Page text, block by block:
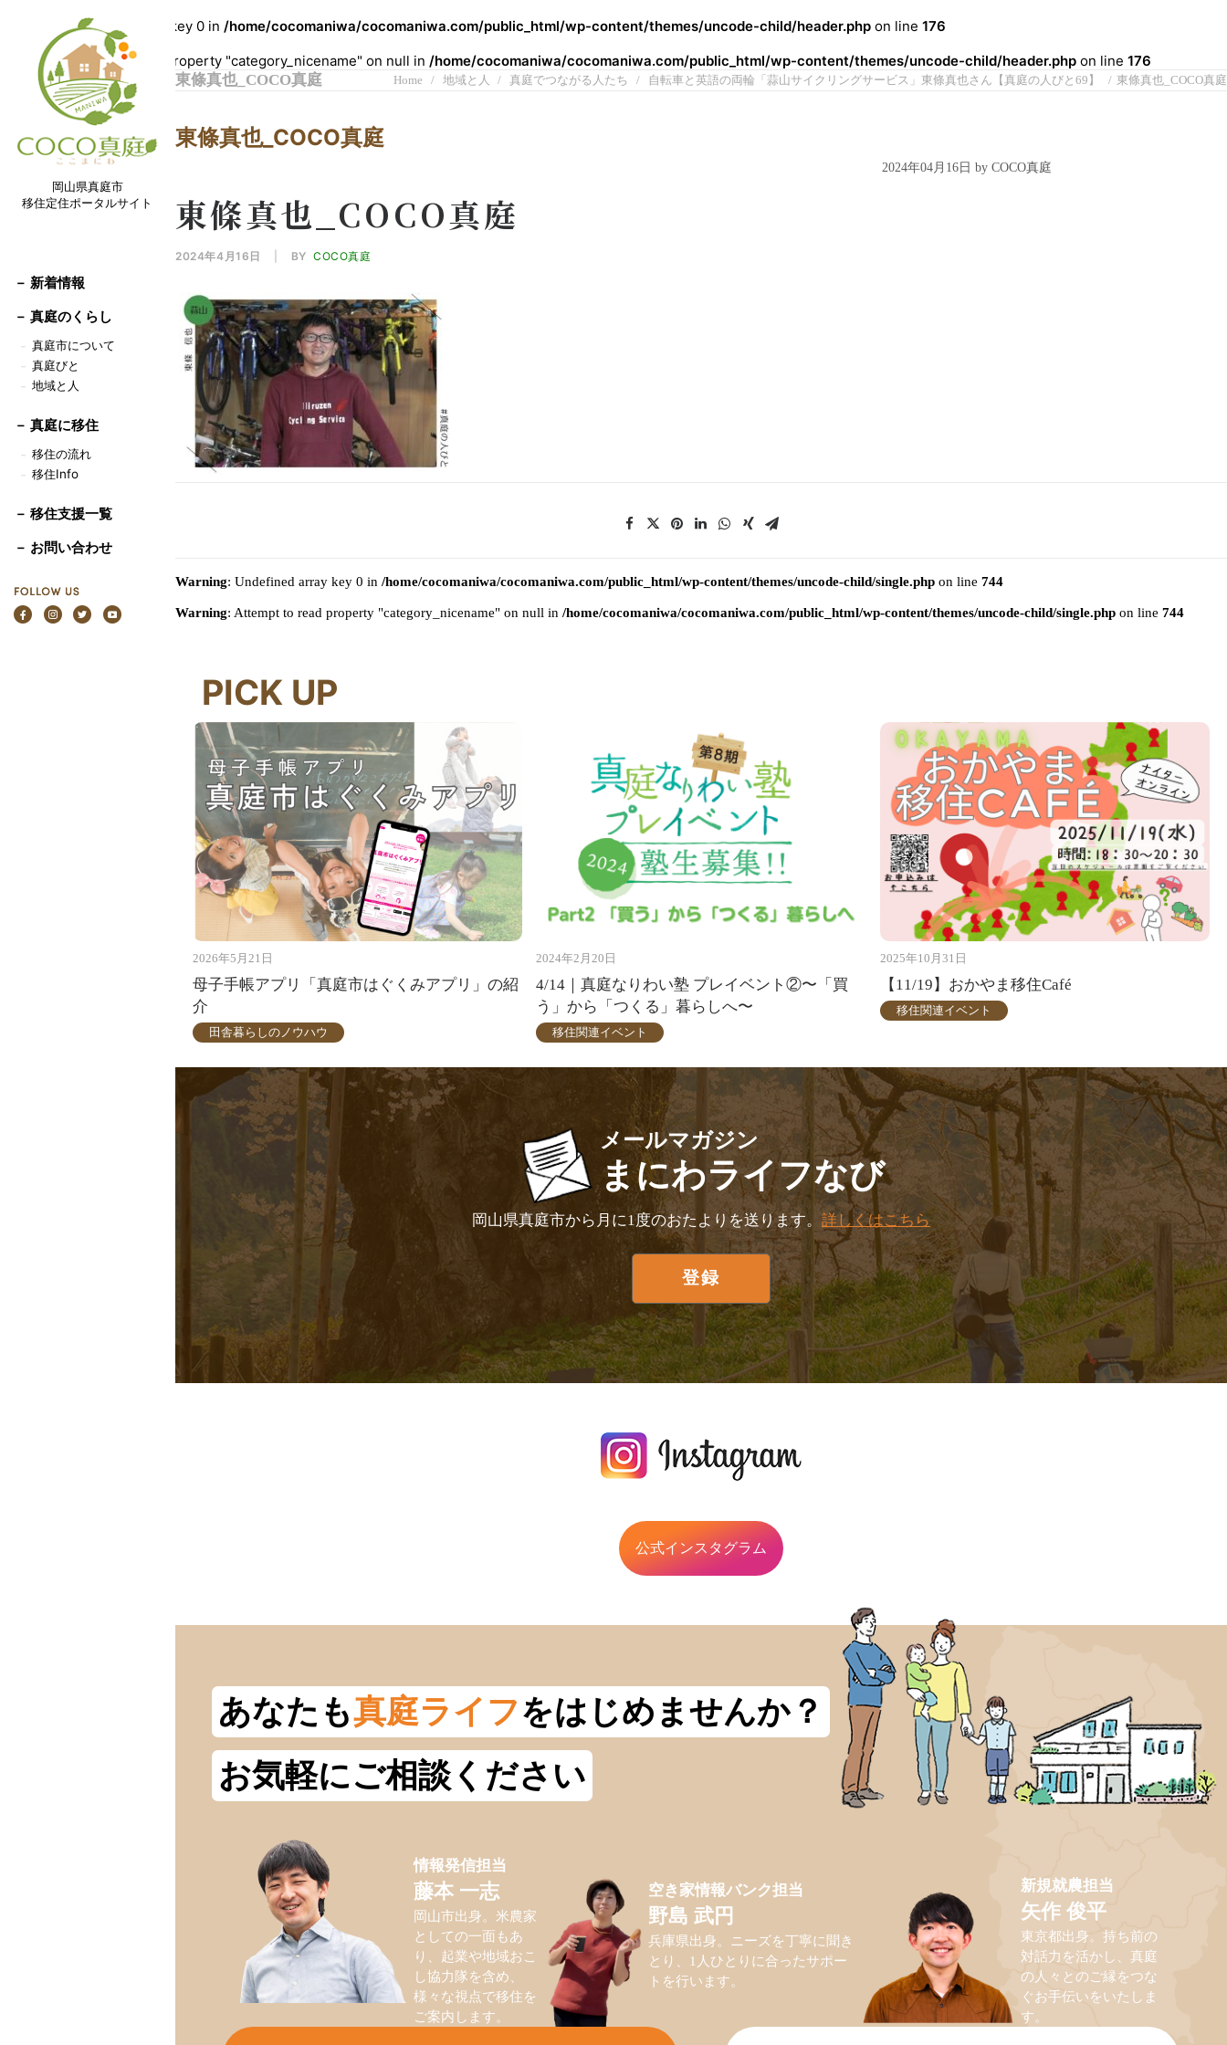
: Undefined array key 0 in /home/cocomaniwa/cocomaniwa.com/public_html/wp-content/themes/uncode-child/header.php on line 176
Warning : Attempt to read property "category_nicename" on null in /home/cocomaniwa/cocomaniwa.com/public_html/wp-content/themes/uncode-child/header.php on line 176
岡山県真庭市
移住定住ポータルサイト
－ 新着情報
－ 真庭のくらし
－ 真庭市について
－ 真庭びと
－ 地域と人
－ 真庭に移住
－ 移住の流れ
－ 移住Info
－ 移住支援一覧
－ お問い合わせ
東條真也_COCO真庭 Home 地域と人 真庭でつながる人たち 自転車と英語の両輪「蒜山サイクリングサービス」東條真也さん【真庭の人びと69】 東條真也_COCO真庭
東條真也_COCO真庭
2024年04月16日 by COCO真庭
東條真也_COCO真庭
2024年4月16日 BY COCO真庭
Warning: Undefined array key 0 in /home/cocomaniwa/cocomaniwa.com/public_html/wp-content/themes/uncode-child/single.phpon line 744
Warning: Attempt to read property "category_nicename" on null in /home/cocomaniwa/cocomaniwa.com/public_html/wp-content/themes/uncode-child/single.phpon line 744
PICK UP
2026年5月21日
母子手帳アプリ「真庭市はぐくみアプリ」の紹
介
田舎暮らしのノウハウ
2024年2月20日
4/14｜真庭なりわい塾 プレイベント②〜「買
う」から「つくる」暮らしへ〜
移住関連イベント
2025年10月31日
【11/19】おかやま移住Café
移住関連イベント
メールマガジン
まにわライフなび
岡山県真庭市から月に1度のおたよりを送ります。 詳しくはこちら
公式インスタグラム
あなたも真庭ライフをはじめませんか？
お気軽にご相談ください
情報発信担当
藤本 一志
岡山市出身。米農家
としての一面もあ
り、起業や地域おこ
し協力隊を含め、
様々な視点で移住を
ご案内します。
空き家情報バンク担当
野島 武円
兵庫県出身。ニーズを丁寧に聞き
とり、1人ひとりに合ったサポー
トを行います。
新規就農担当
矢作 俊平
東京都出身。持ち前の
対話力を活かし、真庭
の人々とのご縁をつな
ぐお手伝いをいたしま
す。